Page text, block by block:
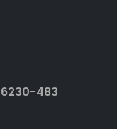
483